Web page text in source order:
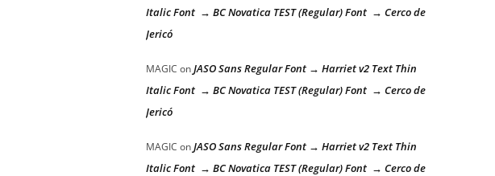
Italic Font → BC Novatica TEST (Regular) Font → Cerco de
Jericó
MAGIC onJASO Sans Regular Font → Harriet v2 Text Thin
Italic Font → BC Novatica TEST (Regular) Font → Cerco de
Jericó
MAGIC onJASO Sans Regular Font → Harriet v2 Text Thin
Italic Font → BC Novatica TEST (Regular) Font → Cerco de